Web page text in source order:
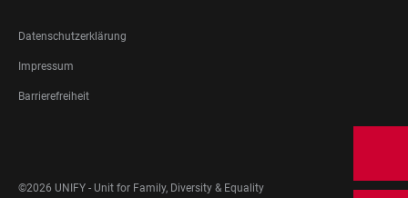
FOOTER
LEGAL
Datenschutzerklärung
Impressum
Barrierefreiheit
MEDIA
©2026 UNIFY - Unit for Family, Diversity & Equality